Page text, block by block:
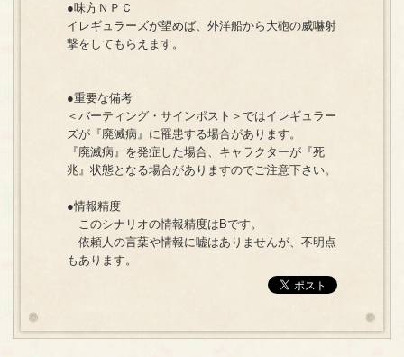
●味方ＮＰＣ
イレギュラーズが望めば、外洋船から大砲の威嚇射
撃をしてもらえます。
●重要な備考
＜バーティング・サインポスト＞ではイレギュラー
ズが『廃滅病』に罹患する場合があります。
『廃滅病』を発症した場合、キャラクターが『死
兆』状態となる場合がありますのでご注意下さい。
●情報精度
このシナリオの情報精度はBです。
依頼人の言葉や情報に嘘はありませんが、不明点
もあります。